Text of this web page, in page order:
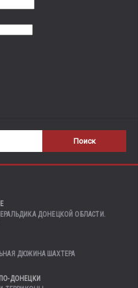
ДОНЕЦКОЙ ОБЛАСТИ.
ДЮЖИНА ШАХТЕРА
ДОНЕЦКИ